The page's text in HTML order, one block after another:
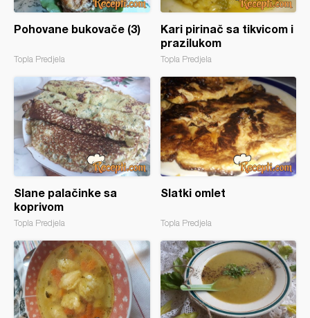
Pohovane bukovače (3)
Topla Predjela
Kari pirinač sa tikvicom i
prazilukom
Topla Predjela
Slane palačinke sa
koprivom
Topla Predjela
Slatki omlet
Topla Predjela